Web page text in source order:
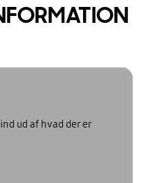
ud af hvad der er